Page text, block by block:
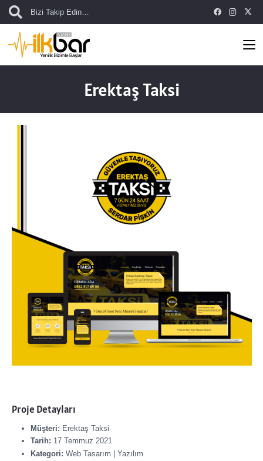
Bizi Takip Edin…
Erektaş Taksi
Proje Detayları
Müşteri: Erektaş Taksi
Tarih: 17 Temmuz 2021
Kategori: Web Tasarım | Yazılım